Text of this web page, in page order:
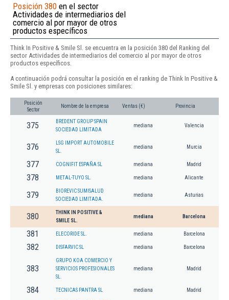
Posición 380 en el sector
Actividades de intermediarios del
comercio al por mayor de otros
productos específicos
Think In Positive & Smile Sl. se encuentra en la posición 380 del Ranking del
sector Actividades de intermediarios del comercio al por mayor de otros
productos específicos.
A continuación podrá consultar la posición en el ranking de Think In Positive &
Smile Sl. y empresas con posiciones similares:
Posición
Sector
Nombre de la empresa Ventas (€) Provincia
375
BREDENT GROUP SPAIN
SOCIEDAD LIMITADA
mediana Valencia
376
LSG IMPORT AUTOMOBILE
SL.
mediana Murcia
377 COGNIFIT ESPAÑA SL mediana Madrid
378 METAL-TUYO SL. mediana Alicante
379
BIOREVIC SUMISALUD
SOCIEDAD LIMITADA.
mediana Asturias
380
THINK IN POSITIVE &
SMILE SL.
mediana Barcelona
381 ELECORIDE SL. mediana Barcelona
382 DISFARVIC SL mediana Barcelona
383
GRUPO KOA COMERCIO Y
SERVICIOS PROFESIONALES
SL.
mediana Madrid
384 TECNICAS PANTRA SL mediana Madrid